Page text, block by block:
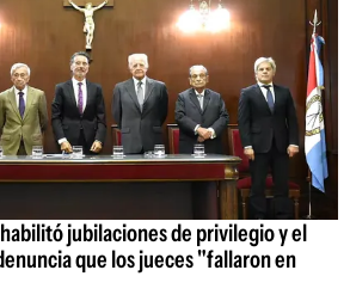
habilitó jubilaciones de privilegio y el
que los jueces "fallaron en